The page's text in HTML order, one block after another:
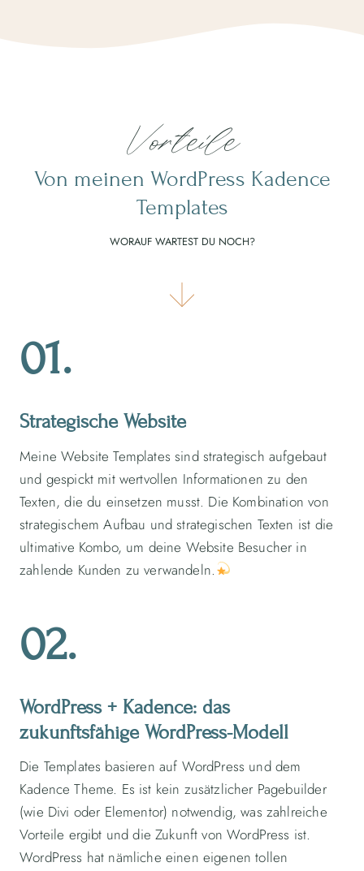
Vorteile
Von meinen WordPress Kadence
Templates
WORAUF WARTEST DU NOCH?
01.
Strategische Website
Meine Website Templates sind strategisch aufgebaut
und gespickt mit wertvollen Informationen zu den
Texten, die du einsetzen musst. Die Kombination von
strategischem Aufbau und strategischen Texten ist die
ultimative Kombo, um deine Website Besucher in
zahlende Kunden zu verwandeln.
02.
WordPress + Kadence: das
zukunftsfähige WordPress-Modell
Die Templates basieren auf WordPress und dem
Kadence Theme. Es ist kein zusätzlicher Pagebuilder
(wie Divi oder Elementor) notwendig, was zahlreiche
Vorteile ergibt und die Zukunft von WordPress ist.
WordPress hat nämliche einen eigenen tollen